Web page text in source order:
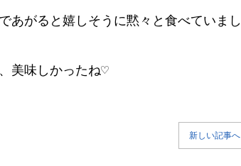
あがると嬉しそうに黙々と食べていまし
美味しかったね♡
新しい記事へ